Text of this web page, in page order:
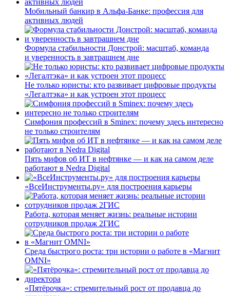
Мобильный банкир в Альфа-Банке: профессия для
активных людей
Формула стабильности Донстрой: масштаб, команда
и уверенность в завтрашнем дне
Не только юристы: кто развивает цифровые продукты
«Легалтэка» и как устроен этот процесс
Симфония профессий в Sminex: почему здесь интересно
не только строителям
Пять мифов об ИТ в нефтянке — и как на самом деле
работают в Nedra Digital
«ВсеИнструменты.ру» для построения карьеры
Работа, которая меняет жизнь: реальные истории
сотрудников продаж 2ГИС
Среда быстрого роста: три истории о работе в «Магнит
OMNI»
«Пятёрочка»: стремительный рост от продавца до